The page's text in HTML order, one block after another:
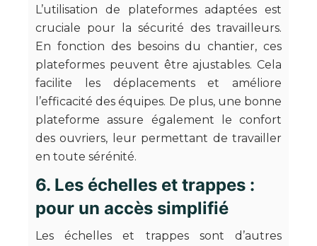
L’utilisation de plateformes adaptées est
cruciale pour la sécurité des travailleurs.
En fonction des besoins du chantier, ces
plateformes peuvent être ajustables. Cela
facilite les déplacements et améliore
l’efficacité des équipes. De plus, une bonne
plateforme assure également le confort
des ouvriers, leur permettant de travailler
en toute sérénité.
6. Les échelles et trappes :
pour un accès simplifié
Les échelles et trappes sont d’autres